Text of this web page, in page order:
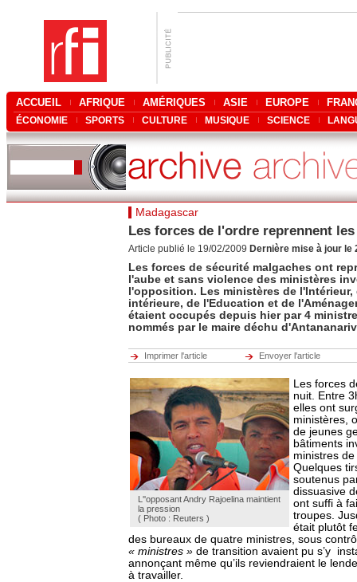
ACCUEIL AFRIQUE AMÉRIQUES ASIE EUROPE
ÉCONOMIE SPORTS CULTURE MUSIQUE SCIENCE
Madagascar
Les forces de l'ordre reprennent
Article publié le 19/02/2009 Dernière mise à jour le
Les forces de sécurité malgaches ont
l'aube et sans violence des ministères
l'opposition. Les ministères de l'Intérieur,
intérieure, de l'Education et de
étaient occupés depuis hier par 4
nommés par le maire déchu
Imprimer l'article Envoyer l'article
L''opposant Andry Rajoelina maintient
la pression
( Photo : Reuters )
Les forces
nuit. Entre
elles ont
ministères,
de jeunes
bâtiments
ministres
Quelques
soutenus
dissuasive
ont suffi à
troupes.
était plutôt
des bureaux de quatre ministres, sous
« ministres » de transition avaient pu s’y
annonçant même qu’ils reviendraient le
à travailler.